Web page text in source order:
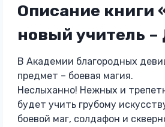
Описание книги
новый учитель –
В Академии благородных
предмет – боевая магия.
Неслыханно! Нежных и
будет учить грубому
боевой маг, солдафон и